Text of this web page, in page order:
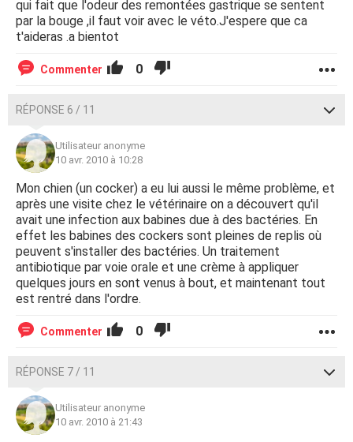
qui fait que l'odeur des remontées gastrique se sentent
par la bouge ,il faut voir avec le véto.J'espere que ca
t'aideras .a bientot
Commenter 0
RÉPONSE 6 / 11
Utilisateur anonyme
10 avr. 2010 à 10:28
Mon chien (un cocker) a eu lui aussi le même problème, et
après une visite chez le vétérinaire on a découvert qu'il
avait une infection aux babines due à des bactéries. En
effet les babines des cockers sont pleines de replis où
peuvent s'installer des bactéries. Un traitement
antibiotique par voie orale et une crème à appliquer
quelques jours en sont venus à bout, et maintenant tout
est rentré dans l'ordre.
Commenter 0
RÉPONSE 7 / 11
Utilisateur anonyme
10 avr. 2010 à 21:43